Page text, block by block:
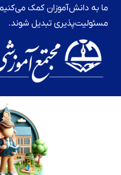
ما به دانش‌آموزان کمک می‌کنیم
مسئولیت‌پذیری تبدیل شوند.